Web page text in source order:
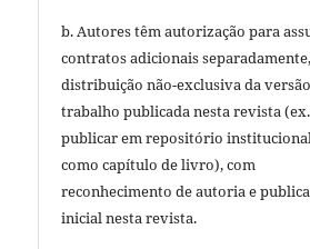
b. Autores têm autorização para
contratos adicionais
distribuição não-exclusiva da
trabalho publicada nesta revista
publicar em repositório
como capítulo de livro), com
reconhecimento de autoria e
inicial nesta revista.